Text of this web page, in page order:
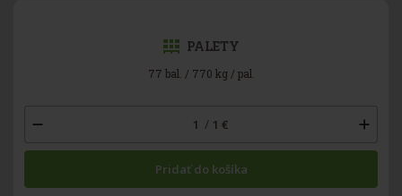
PALETY
77 bal. / 770 kg / pal.
/ 1 €
Pridať do košíka